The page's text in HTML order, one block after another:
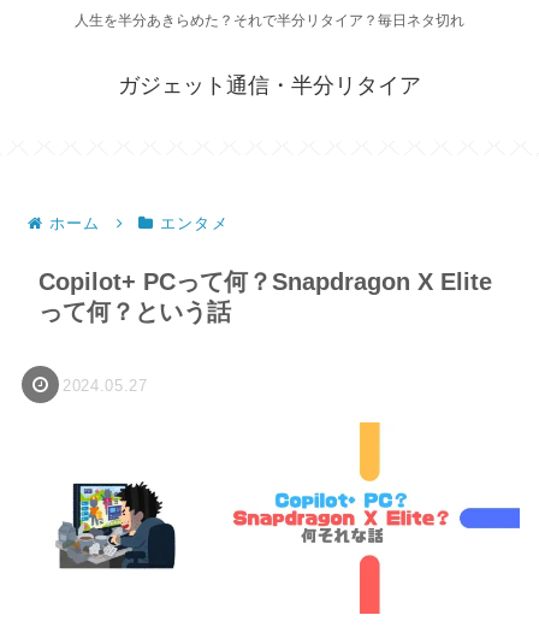
人生を半分あきらめた？それで半分リタイア？毎日ネタ切れ
ガジェット通信・半分リタイア
ホーム エンタメ
Copilot+ PCって何？Snapdragon X Elite
って何？という話
2024.05.27